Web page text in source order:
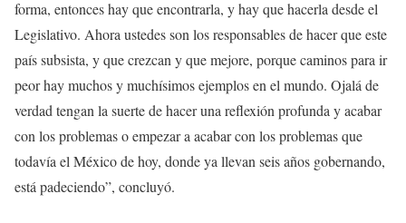
forma, entonces hay que encontrarla, y hay que hacerla desde el
Legislativo. Ahora ustedes son los responsables de hacer que este
país subsista, y que crezcan y que mejore, porque caminos para ir
peor hay muchos y muchísimos ejemplos en el mundo. Ojalá de
verdad tengan la suerte de hacer una reflexión profunda y acabar
con los problemas o empezar a acabar con los problemas que
todavía el México de hoy, donde ya llevan seis años gobernando,
está padeciendo”, concluyó.